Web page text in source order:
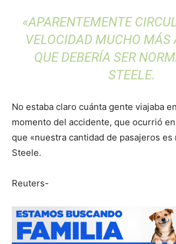
«APARENTEMENTE
VELOCIDAD MUCHO MÁS
QUE DEBERÍA SER
STEELE.
No estaba claro cuánta gente viajaba
momento del accidente, que ocurrió
que «nuestra cantidad de pasajeros es
Steele.
Reuters-